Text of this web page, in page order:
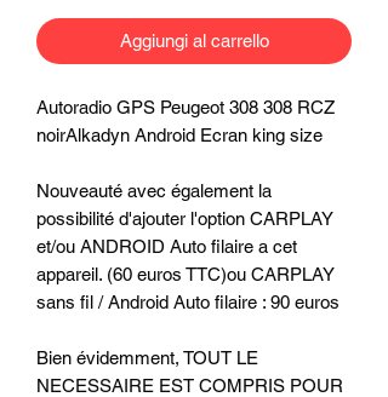
Aggiungi al carrello
Autoradio GPS Peugeot 308 308 RCZ
noirAlkadyn Android Ecran king size
Nouveauté avec également la
possibilité d'ajouter l'option CARPLAY
et/ou ANDROID Auto filaire a cet
appareil. (60 euros TTC)ou CARPLAY
sans fil / Android Auto filaire : 90 euros
Bien évidemment, TOUT LE
NECESSAIRE EST COMPRIS POUR